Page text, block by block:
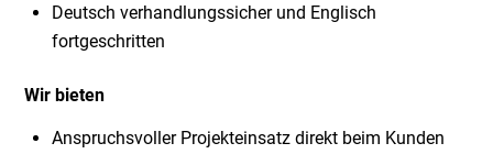
Deutsch verhandlungssicher und Englisch
fortgeschritten
Wir bieten
Anspruchsvoller Projekteinsatz direkt beim Kunden